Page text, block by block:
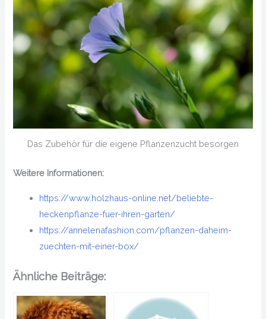
Das Zubehör für die eigene Pflanzenzucht besorgen
Weitere Informationen:
https://www.holzhaus-online.net/beliebte-
heckenpflanze-fuer-ihren-garten/
https://annelenafashion.com/pflanzen-daheim-
zuechten-mit-einer-box/
Ähnliche Beiträge: